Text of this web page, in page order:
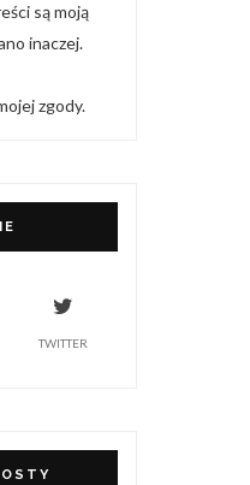
są moją
inaczej.
zgody.
TWITTER